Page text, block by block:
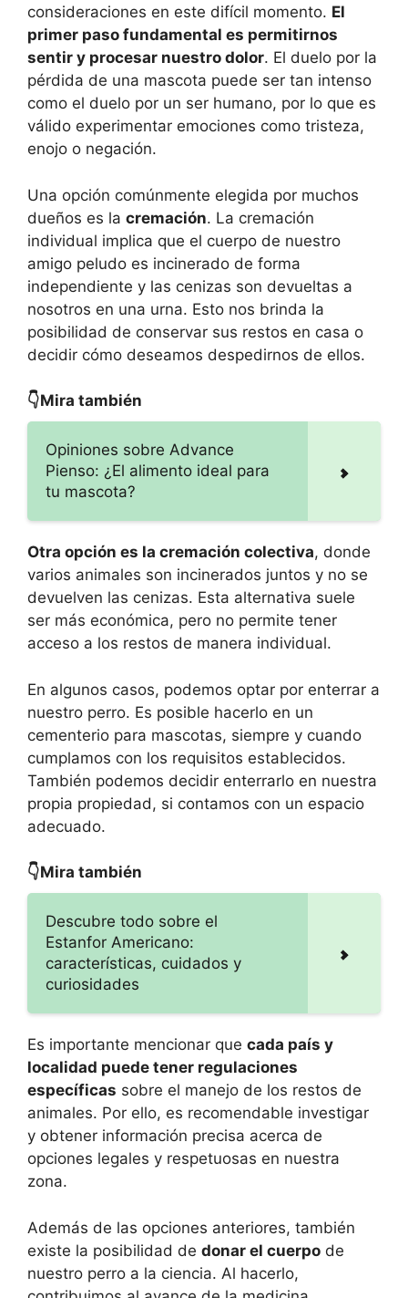
consideraciones en este difícil momento. El
primer paso fundamental es permitirnos
sentir y procesar nuestro dolor. El duelo por la
pérdida de una mascota puede ser tan intenso
como el duelo por un ser humano, por lo que es
válido experimentar emociones como tristeza,
enojo o negación.
Una opción comúnmente elegida por muchos
dueños es la cremación. La cremación
individual implica que el cuerpo de nuestro
amigo peludo es incinerado de forma
independiente y las cenizas son devueltas a
nosotros en una urna. Esto nos brinda la
posibilidad de conservar sus restos en casa o
decidir cómo deseamos despedirnos de ellos.
👇Mira también
Opiniones sobre Advance
Pienso: ¿El alimento ideal para
tu mascota?
Otra opción es la cremación colectiva, donde
varios animales son incinerados juntos y no se
devuelven las cenizas. Esta alternativa suele
ser más económica, pero no permite tener
acceso a los restos de manera individual.
En algunos casos, podemos optar por enterrar a
nuestro perro. Es posible hacerlo en un
cementerio para mascotas, siempre y cuando
cumplamos con los requisitos establecidos.
También podemos decidir enterrarlo en nuestra
propia propiedad, si contamos con un espacio
adecuado.
👇Mira también
Descubre todo sobre el
Estanfor Americano:
características, cuidados y
curiosidades
Es importante mencionar que cada país y
localidad puede tener regulaciones
específicas sobre el manejo de los restos de
animales. Por ello, es recomendable investigar
y obtener información precisa acerca de
opciones legales y respetuosas en nuestra
zona.
Además de las opciones anteriores, también
existe la posibilidad de donar el cuerpo de
nuestro perro a la ciencia. Al hacerlo,